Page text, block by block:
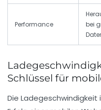
Performance
bei
Schlüssel für
Die